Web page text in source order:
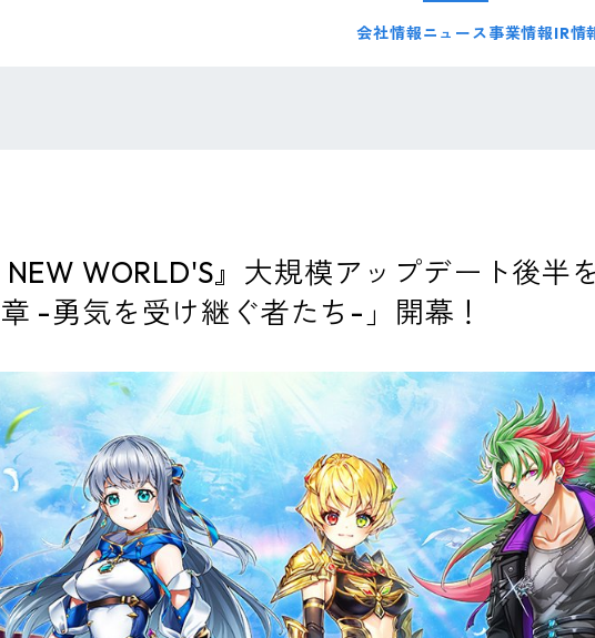
会社情報ニュース事業情報IR情
NEW WORLD'S』大規模アップデート後半
-勇気を受け継ぐ者たち-」開幕！